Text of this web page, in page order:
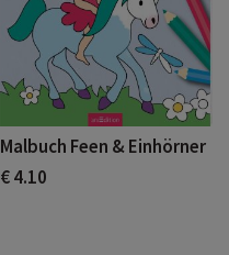
Malbuch Feen & Einhörner
€ 4.10